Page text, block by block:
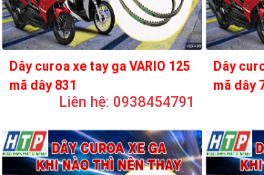
Dây curoa xe tay ga VARIO 125
mã dây 831
Liên hệ: 0938454791
Dây
mã dây